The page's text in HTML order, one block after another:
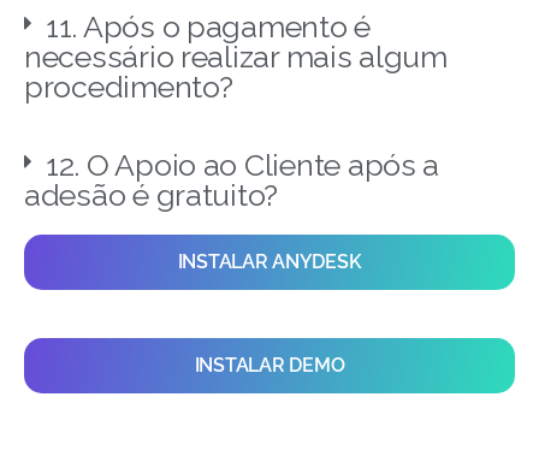
11. Após o pagamento é
necessário realizar mais algum
procedimento?
12. O Apoio ao Cliente após a
adesão é gratuito?
INSTALAR ANYDESK
INSTALAR DEMO